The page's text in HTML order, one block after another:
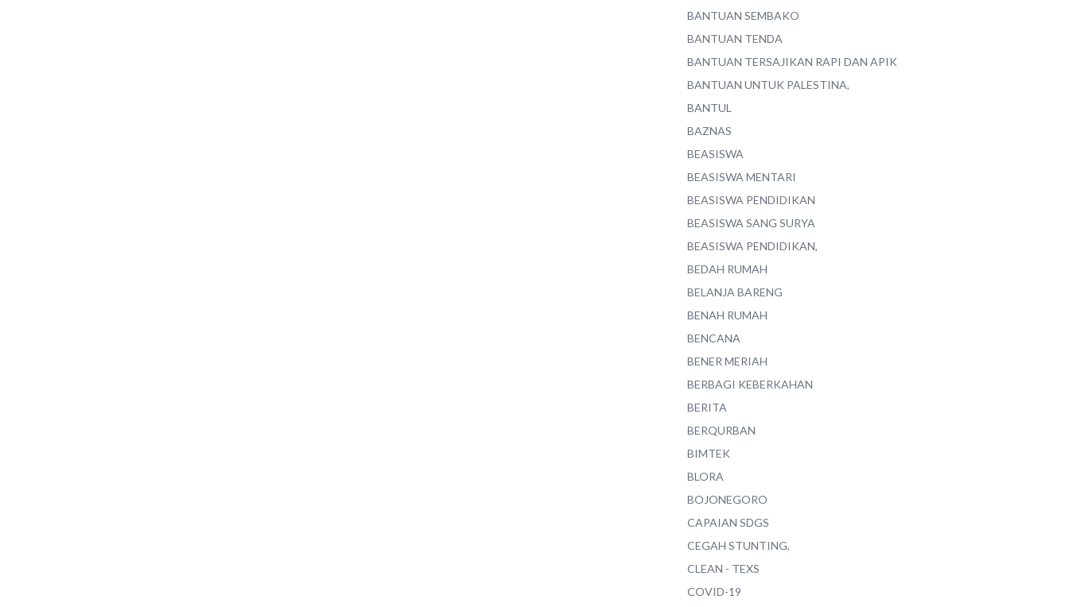
BANTUAN SEMBAKO
BANTUAN TENDA
BANTUAN TERSAJIKAN RAPI DAN APIK
BANTUAN UNTUK PALESTINA,
BANTUL
BAZNAS
BEASISWA
BEASISWA MENTARI
BEASISWA PENDIDIKAN
BEASISWA SANG SURYA
BEASISWA PENDIDIKAN,
BEDAH RUMAH
BELANJA BARENG
BENAH RUMAH
BENCANA
BENER MERIAH
BERBAGI KEBERKAHAN
BERITA
BERQURBAN
BIMTEK
BLORA
BOJONEGORO
CAPAIAN SDGS
CEGAH STUNTING,
CLEAN - TEXS
COVID-19